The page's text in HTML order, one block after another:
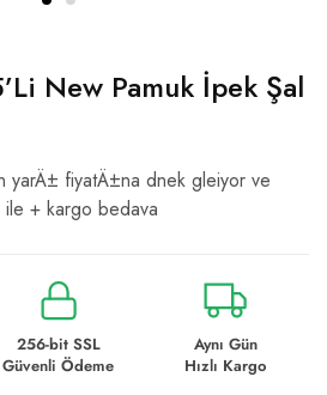
New Pamuk İpek Şal
yarÄ± fiyatÄ±na dnek gleiyor ve
+ kargo bedava
256-bit SSL
Güvenli Ödeme
Aynı Gün
Hızlı Kargo